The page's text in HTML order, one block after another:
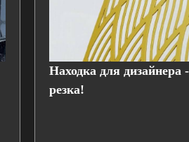
Находка для дизайнера
резка!